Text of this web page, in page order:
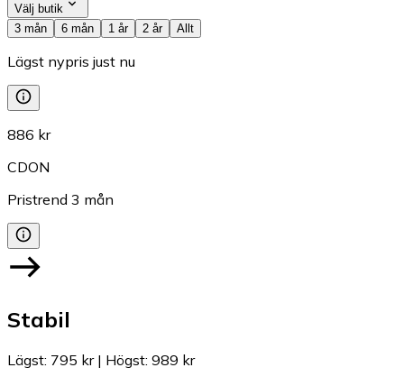
Välj butik
3 mån
6 mån 1 år 2 år Allt
Lägst nypris just nu
886 kr
CDON
Pristrend 3 mån
Stabil
Lägst: 795 kr| Högst: 989 kr